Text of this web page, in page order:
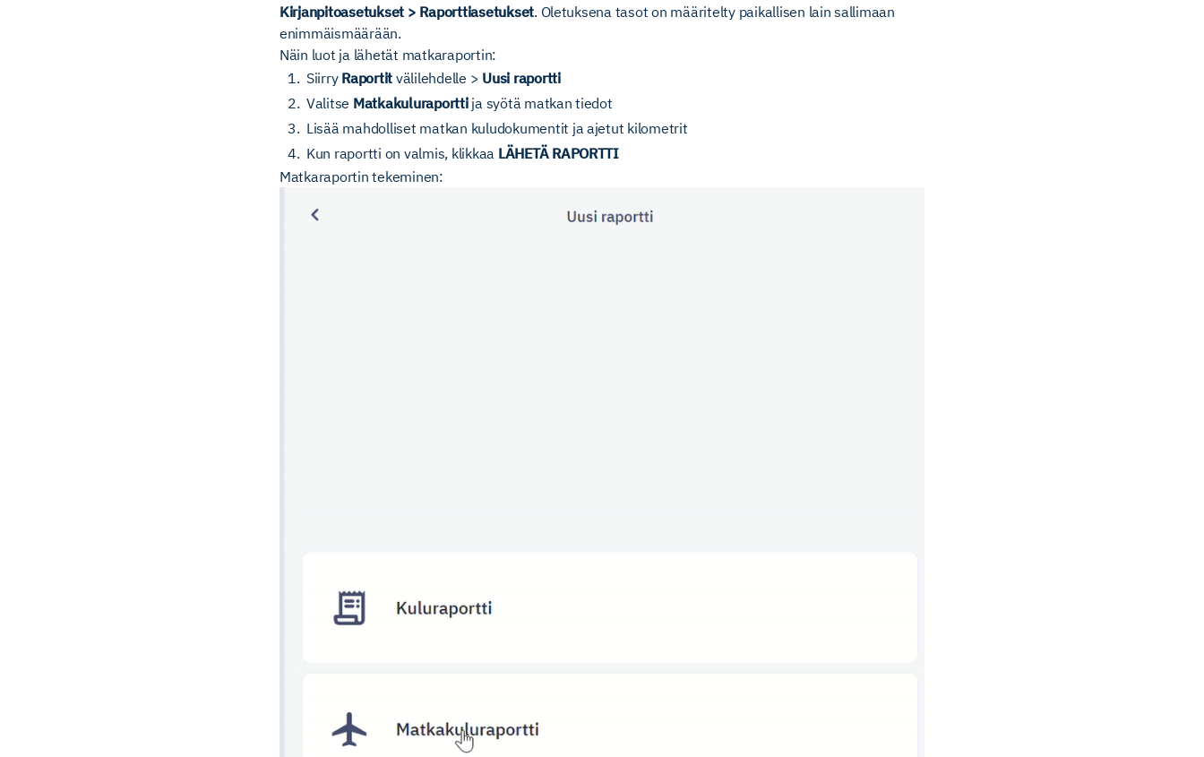
Kirjanpitoasetukset > Raporttiasetukset. Oletuksena tasot on määritelty paikallisen lain sallimaan
enimmäismäärään.
Näin luot ja lähetät matkaraportin:
Siirry Raportit välilehdelle > Uusi raportti
Valitse Matkakuluraporttija syötä matkan tiedot
Lisää mahdolliset matka­n kuludokumentit ja ajetut kilometrit
Kun raportti on valmis, klikkaa LÄHETÄ RAPORTTI
Matkaraportin tekeminen: